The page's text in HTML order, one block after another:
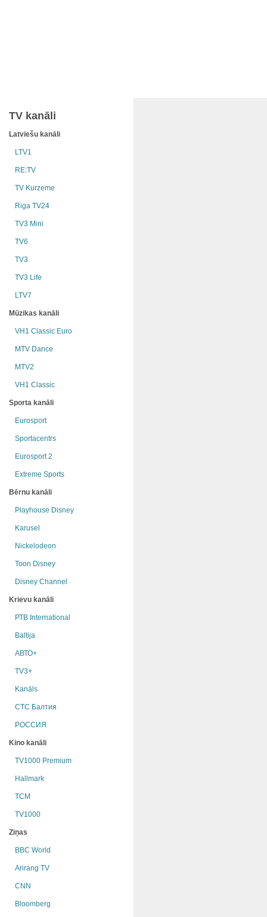
TV kanāli
Latviešu kanāli
LTV1
RE:TV
TV Kurzeme
Riga TV24
TV3 Mini
TV6
TV3
TV3 Life
LTV7
Mūzikas kanāli
VH1 Classic Euro
MTV Dance
MTV2
VH1 Classic
Sporta kanāli
Eurosport
Sportacentrs
Eurosport 2
Extreme Sports
Bērnu kanāli
Playhouse Disney
Karusel
Nickelodeon
Toon Disney
Disney Channel
Krievu kanāli
РТB International
Baltija
АВТО+
TV3+
Kanāls
СТС Балтия
РОССИЯ
Kino kanāli
TV1000 Premium
Hallmark
TCM
TV1000
Ziņas
BBC World
Arirang TV
CNN
Bloomberg